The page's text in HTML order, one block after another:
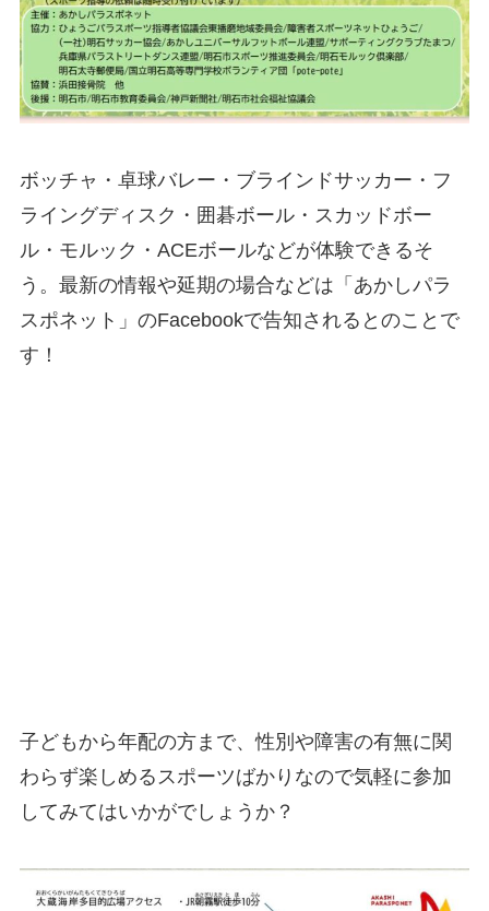
ボッチャ・卓球バレー・ブラインドサッカー・フ
ライングディスク・囲碁ボール・スカッドボー
ル・モルック・ACEボールなどが体験できるそ
う。最新の情報や延期の場合などは「あかしパラ
スポネット」のFacebookで告知されるとのことで
す！
子どもから年配の方まで、性別や障害の有無に関
わらず楽しめるスポーツばかりなので気軽に参加
してみてはいかがでしょうか？